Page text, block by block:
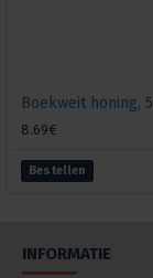
Boekweit honing,
8.69€
Bestellen
INFORMATIE